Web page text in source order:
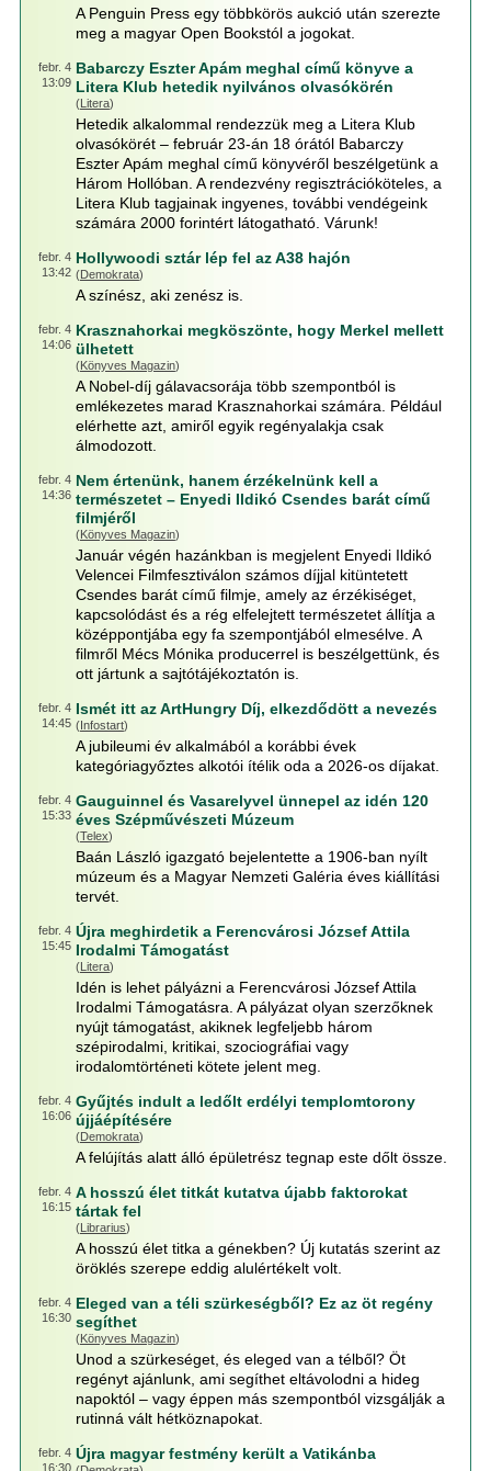
A Penguin Press egy többkörös aukció után szerezte
meg a magyar Open Bookstól a jogokat.
febr. 4
13:09
Babarczy Eszter Apám meghal című könyve a
Litera Klub hetedik nyilvános olvasókörén
(Litera)
Hetedik alkalommal rendezzük meg a Litera Klub
olvasókörét – február 23-án 18 órától Babarczy
Eszter Apám meghal című könyvéről beszélgetünk a
Három Hollóban. A rendezvény regisztrációköteles, a
Litera Klub tagjainak ingyenes, további vendégeink
számára 2000 forintért látogatható. Várunk!
febr. 4
13:42
Hollywoodi sztár lép fel az A38 hajón
(Demokrata)
A színész, aki zenész is.
febr. 4
14:06
Krasznahorkai megköszönte, hogy Merkel mellett
ülhetett
(Könyves Magazin)
A Nobel-díj gálavacsorája több szempontból is
emlékezetes marad Krasznahorkai számára. Például
elérhette azt, amiről egyik regényalakja csak
álmodozott.
febr. 4
14:36
Nem értenünk, hanem érzékelnünk kell a
természetet – Enyedi Ildikó Csendes barát című
filmjéről
(Könyves Magazin)
Január végén hazánkban is megjelent Enyedi Ildikó
Velencei Filmfesztiválon számos díjjal kitüntetett
Csendes barát című filmje, amely az érzékiséget,
kapcsolódást és a rég elfelejtett természetet állítja a
középpontjába egy fa szempontjából elmesélve. A
filmről Mécs Mónika producerrel is beszélgettünk, és
ott jártunk a sajtótájékoztatón is.
febr. 4
14:45
Ismét itt az ArtHungry Díj, elkezdődött a nevezés
(Infostart)
A jubileumi év alkalmából a korábbi évek
kategóriagyőztes alkotói ítélik oda a 2026-os díjakat.
febr. 4
15:33
Gauguinnel és Vasarelyvel ünnepel az idén 120
éves Szépművészeti Múzeum
(Telex)
Baán László igazgató bejelentette a 1906-ban nyílt
múzeum és a Magyar Nemzeti Galéria éves kiállítási
tervét.
febr. 4
15:45
Újra meghirdetik a Ferencvárosi József Attila
Irodalmi Támogatást
(Litera)
Idén is lehet pályázni a Ferencvárosi József Attila
Irodalmi Támogatásra. A pályázat olyan szerzőknek
nyújt támogatást, akiknek legfeljebb három
szépirodalmi, kritikai, szociográfiai vagy
irodalomtörténeti kötete jelent meg.
febr. 4
16:06
Gyűjtés indult a ledőlt erdélyi templomtorony
újjáépítésére
(Demokrata)
A felújítás alatt álló épületrész tegnap este dőlt össze.
febr. 4
16:15
A hosszú élet titkát kutatva újabb faktorokat
tártak fel
(Librarius)
A hosszú élet titka a génekben? Új kutatás szerint az
öröklés szerepe eddig alulértékelt volt.
febr. 4
16:30
Eleged van a téli szürkeségből? Ez az öt regény
segíthet
(Könyves Magazin)
Unod a szürkeséget, és eleged van a télből? Öt
regényt ajánlunk, ami segíthet eltávolodni a hideg
napoktól – vagy éppen más szempontból vizsgálják a
rutinná vált hétköznapokat.
febr. 4
16:30
Újra magyar festmény került a Vatikánba